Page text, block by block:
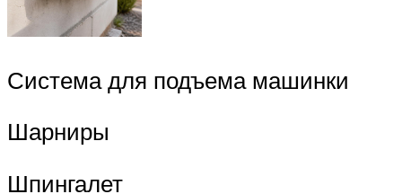
Система для подъема машинки
Шарниры
Шпингалет